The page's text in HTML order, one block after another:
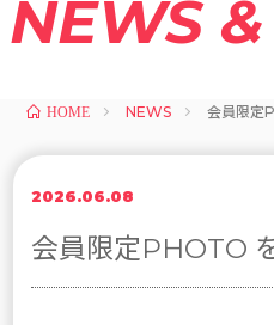
NEWS
HOME NEWS 会員限定
2026.06.08
会員限定PHOTO